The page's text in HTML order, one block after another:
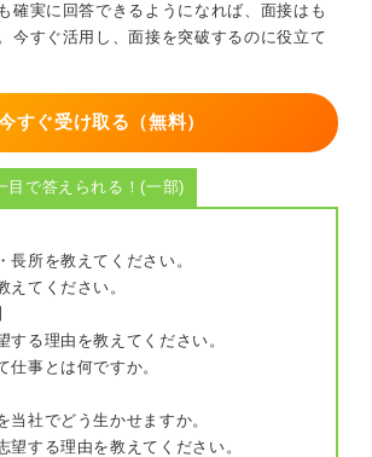
た取り組みの成果を具体的に示すこと
象に残りやすくなります。
ムメンバーからも『情報共有がスムーズ
感している」といった周囲からの評価を
単なる短所の克服にとどまらず、チーム
ニケーション能力の向上にもつながって
ルできます。
改善や成長を目指す姿勢を示そう
な流れで話すことで、自分自身が計画・
・改善を繰り返し、成長し続ける姿勢を
つまりPDCAサイクルを意識した行動
とを示すことができます。
確実に回答できるようになれば、面接はも
今すぐ活用し、面接を突破するのに役立て
すぐ受け取る（無料）
目で答えられる！(一部)
長所を教えてください。
えてください。
する理由を教えてください。
仕事とは何ですか。
当社でどう生かせますか。
望する理由を教えてください。